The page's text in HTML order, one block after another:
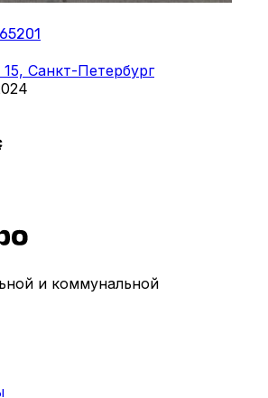
Санкт-Петербург
и коммунальной